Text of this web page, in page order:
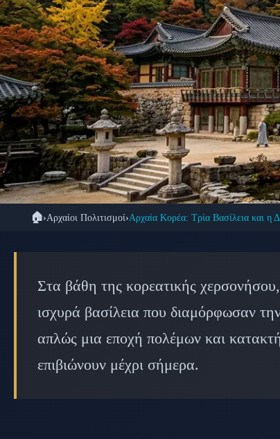
🐉
🏠›Αρχαίοι Πολιτισμοί›Αρχαία Κορέα: Τρία Βασίλεια και η
Στα βάθη της κορεατικής
ισχυρά βασίλεια που διαμόρφωσαν
απλώς μια εποχή πολέμων και
επιβιώνουν μέχρι σήμερα.